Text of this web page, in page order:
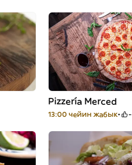
Pizzería Merced
13:00 чейин жабык